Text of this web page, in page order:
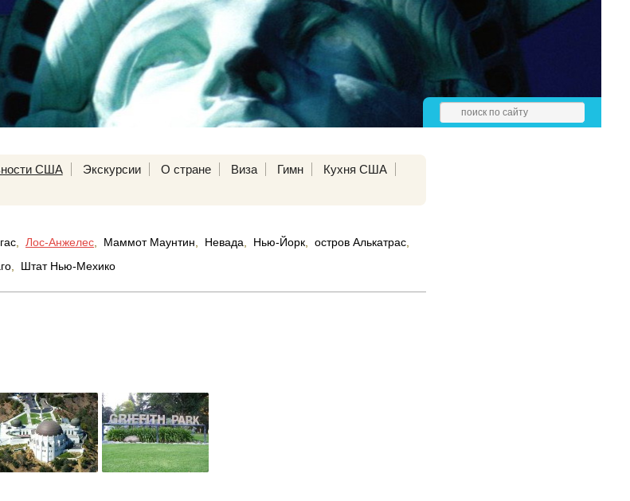
США Экскурсии О стране Виза Гимн
Кухня США
Лос-Анжелес Маммот Маунтин Невада Нью-Йорк остров Алькатрас
Штат Нью-Мехико